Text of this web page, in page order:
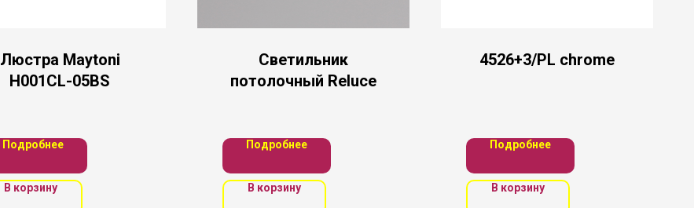
Люстра Maytoni
H001CL-05BS
Подробнее
В корзину
Светильник
потолочный Reluce
Подробнее
В корзину
4526+3/PL chrome
Подробнее
В корзину